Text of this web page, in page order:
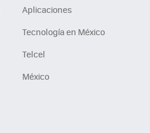
Aplicaciones
Tecnología en México
Telcel
México